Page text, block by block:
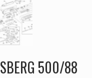
500/88